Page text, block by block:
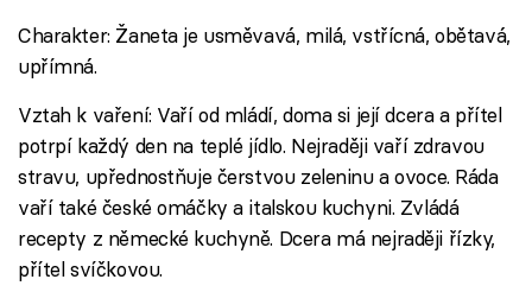
Charakter: Žaneta je usměvavá, milá, vstřícná, obětavá,
upřímná.
Vztah k vaření: Vaří od mládí, doma si její dcera a přítel
potrpí každý den na teplé jídlo. Nejraději vaří zdravou
stravu, upřednostňuje čerstvou zeleninu a ovoce. Ráda
vaří také české omáčky a italskou kuchyni. Zvládá
recepty z německé kuchyně. Dcera má nejraději řízky,
přítel svíčkovou.